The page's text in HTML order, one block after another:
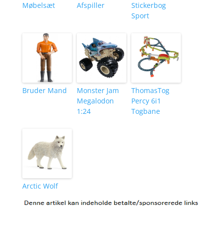
Møbelsæt
Afspiller
Stickerbog
Sport
Bruder Mand
Monster Jam
Megalodon
1:24
ThomasTog
Percy 6i1
Togbane
Arctic Wolf